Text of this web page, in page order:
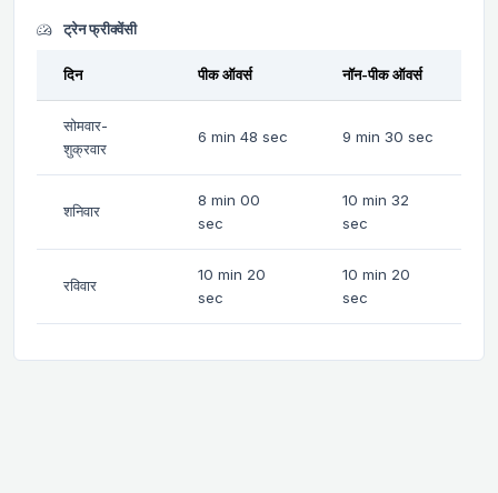
ट्रेन फ्रीक्वेंसी
दिन पीक ऑवर्स नॉन-पीक ऑवर्स
सोमवार-
शुक्रवार
6 min 48 sec 9 min 30 sec
शनिवार
8 min 00
sec
10 min 32
sec
रविवार
10 min 20
sec
10 min 20
sec